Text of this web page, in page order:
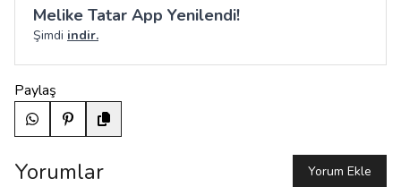
Melike Tatar App Yenilendi!
Şimdi indir.
Paylaş
Yorumlar Yorum Ekle